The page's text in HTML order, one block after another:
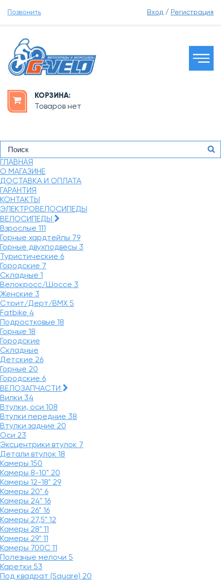
Позвонить Вход / Регистрация
КОРЗИНА:
Товаров нет
ГЛАВНАЯ
О МАГАЗИНЕ
ДОСТАВКА И ОПЛАТА
ГАРАНТИЯ
КОНТАКТЫ
ЭЛЕКТРОВЕЛОСИПЕДЫ
ВЕЛОСИПЕДЫ
Взрослые 111
Горные хардтейлы 79
Горные двухподвесы 3
Туристические 6
Городские 7
Складные 1
Велокросс/Шоссе 3
Женские 3
Стрит/Дерт/BMX 5
Fatbike 4
Подростковые 18
Горные 18
Городские
Складные
Детские 26
Горные 20
Городские 6
ВЕЛОЗАПЧАСТИ
Вилки 34
Втулки, оси 108
Втулки передние 38
Втулки задние 20
Оси 23
Эксцентрики втулок 7
Детали втулок 18
Камеры 150
Камеры 8-10" 20
Камеры 12-18" 29
Камеры 20" 6
Камеры 24" 16
Камеры 26" 16
Камеры 27,5" 12
Камеры 28" 11
Камеры 29" 11
Камеры 700C 11
Полезные мелочи 5
Каретки 53
Под квадрат (Square) 20